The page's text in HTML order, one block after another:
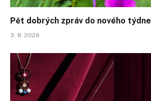
Pět dobrých zpráv do nového týdne
3. 8. 2026